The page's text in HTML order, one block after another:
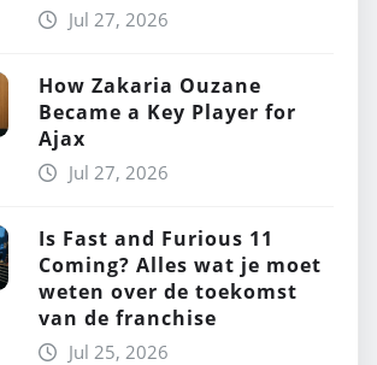
Jul 27, 2026
How Zakaria Ouzane
Became a Key Player for
Ajax
Jul 27, 2026
Is Fast and Furious 11
Coming? Alles wat je moet
weten over de toekomst
van de franchise
Jul 25, 2026